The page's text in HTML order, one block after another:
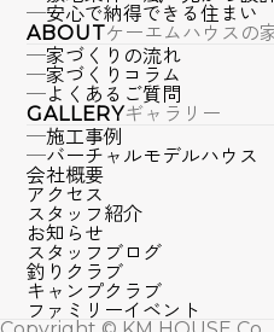
安心で納得できる住まい
ABOUTケーエムハウスの
家づくりの流れ
家づくりコラム
よくあるご質問
GALLERYギャラリー
施工事例
バーチャルモデルハウス
会社概要
アクセス
スタッフ紹介
お知らせ
スタッフブログ
釣りクラブ
キャンプクラブ
ファミリーイベント